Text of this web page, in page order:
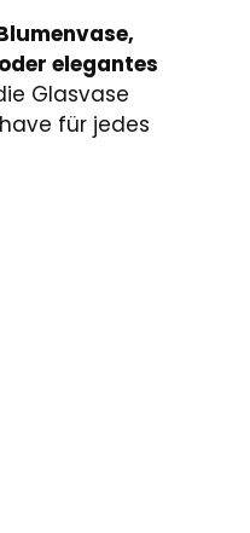
elegantes
Glasvase
für jedes